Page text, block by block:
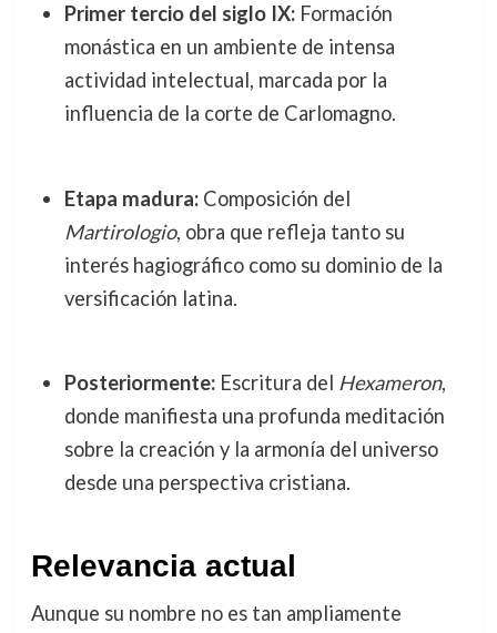
Primer tercio del siglo IX:Formación
monástica en un ambiente de intensa
actividad intelectual, marcada por la
influencia de la corte de Carlomagno.
Etapa madura:Composición del
Martirologio, obra que refleja tanto su
interés hagiográfico como su dominio de la
versificación latina.
Posteriormente:Escritura del Hexameron,
donde manifiesta una profunda meditación
sobre la creación y la armonía del universo
desde una perspectiva cristiana.
Relevancia actual
Aunque su nombre no es tan ampliamente